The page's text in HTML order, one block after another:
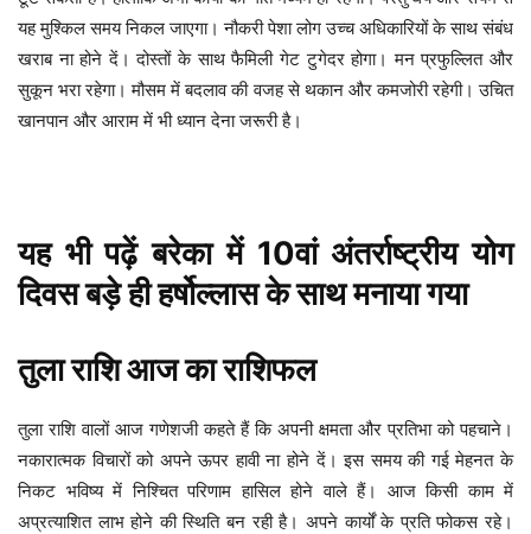
यह मुश्किल समय निकल जाएगा। नौकरी पेशा लोग उच्च अधिकारियों के साथ संबंध
खराब ना होने दें। दोस्तों के साथ फैमिली गेट टुगेदर होगा। मन प्रफुल्लित और
सुकून भरा रहेगा। मौसम में बदलाव की वजह से थकान और कमजोरी रहेगी। उचित
खानपान और आराम में भी ध्यान देना जरूरी है।
यह भी पढ़ेंबरेका में 10वां अंतर्राष्ट्रीय योग
दिवस बड़े ही हर्षोल्लास के साथ मनाया गया
तुलाराशिआजकाराशिफल
तुला राशि वालों आज गणेशजी कहते हैं कि अपनी क्षमता और प्रतिभा को पहचाने।
नकारात्मक विचारों को अपने ऊपर हावी ना होने दें। इस समय की गई मेहनत के
निकट भविष्य में निश्चित परिणाम हासिल होने वाले हैं। आज किसी काम में
अप्रत्याशित लाभ होने की स्थिति बन रही है। अपने कार्यों के प्रति फोकस रहे।